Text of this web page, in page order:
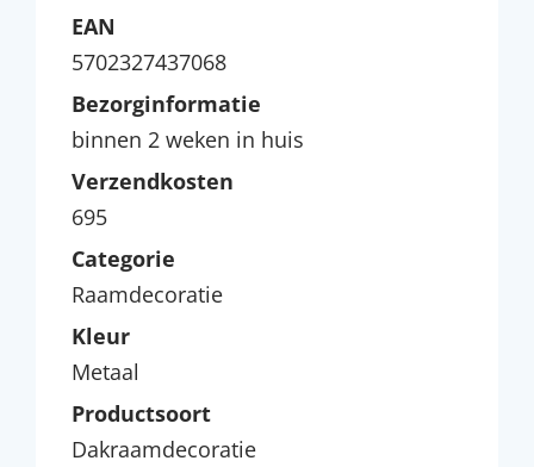
EAN
5702327437068
Bezorginformatie
binnen 2 weken in huis
Verzendkosten
695
Categorie
Raamdecoratie
Kleur
Metaal
Productsoort
Dakraamdecoratie